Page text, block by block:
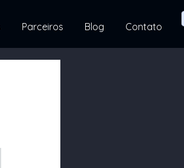
Parceiros Blog Contato